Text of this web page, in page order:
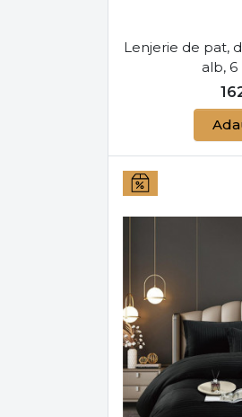
Lenjerie de pat,
alb, 6